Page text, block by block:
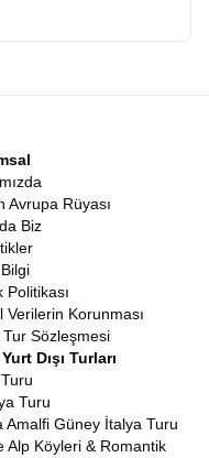
Avrupa Rüyası
Biz
Politikası
Verilerin Korunması
Tur Sözleşmesi
Dışı Turları
Turu
Amalfi Güney İtalya Turu
Alp Köyleri & Romantik